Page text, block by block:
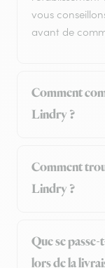
vous
avant de
Comment
Lindry ?
Comment
Lindry ?
Que se
lors de la